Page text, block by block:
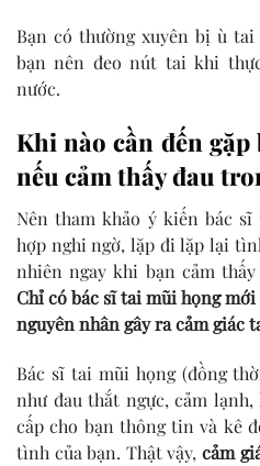
Bạn có thường xuyên bị ù
bạn nên đeo nút tai khi
nước.
Khi nào cần đến
nếu cảm thấy đau
Nên tham khảo ý kiến ​​​​bác
hợp nghi ngờ, lặp đi lặp lại
nhiên ngay khi bạn cảm
Chỉ có bác sĩ tai mũi họng
nguyên nhân gây ra cảm giác
Bác sĩ tai mũi họng (đồng
như đau thắt ngực, cảm
cấp cho bạn thông tin và kê
tình của bạn. Thật vậy,cảm